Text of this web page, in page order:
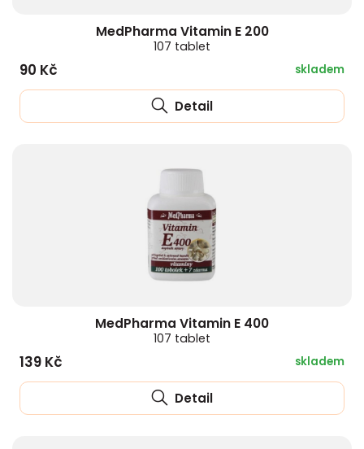
MedPharma Vitamin E 200
107 tablet
90 Kč skladem
Detail
MedPharma Vitamin E 400
107 tablet
139 Kč skladem
Detail